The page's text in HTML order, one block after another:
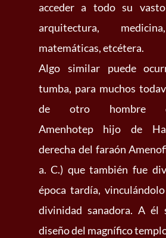
acceder a todo su
arquitectura,
matemáticas, etcétera.
Algo similar puede
tumba, para muchos
de otro hombre
Amenhotep hijo de
derecha del faraón
a. C.) que también fue
época tardía,
divinidad sanadora. A él
diseño del magnífico